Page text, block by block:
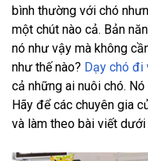
bình thường với chó
một chút nào cả. Bản
nó như vậy mà không
như thế nào? Dạy chó đi
cả những ai nuôi chó.
Hãy để các chuyên gia
và làm theo bài viết dưới